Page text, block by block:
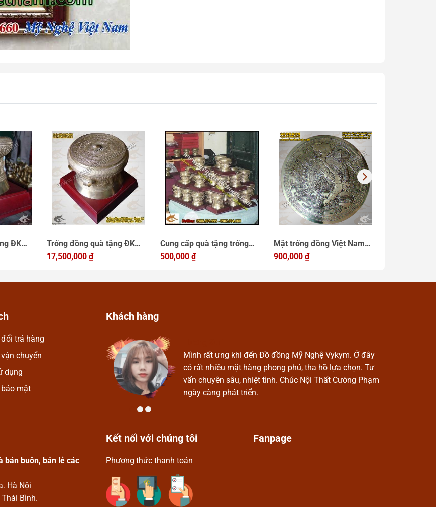
ĐK
Nam
Trống đồng quà tặng ĐK
30cm dành cho đối tác và
17,500,000 ₫
Cung cấp quà tặng trống
đồng, trống đồng đúc mô
500,000 ₫
Mặt trống đồng Việt Nam
bản đồ 4 miền đk 40cm
900,000 ₫
trả hàng
chuyển
dụng
mật
Khách hàng
Vykym. Ở đây có rất
thoải mái được lựa chọn.
Mình rất ưng khi đến Đồ đồng Mỹ Nghệ Vykym. Ở đây
có rất nhiều mặt hàng phong phú, tha hồ lựa chọn. Tư
vấn chuyên sâu, nhiệt tình. Chúc Nội Thất Cường Phạm
ngày càng phát triển.
bán buôn, bán lẻ các
Hà Nội
Bình.
Kết nối với chúng tôi
Phương thức thanh toán
Fanpage